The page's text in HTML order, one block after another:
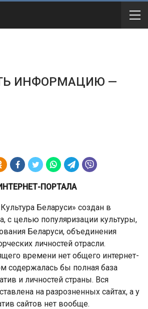
ИНФОРМАЦИЮ —
ПОРТАЛА
Беларуси» создан в
с целью популяризации культуры,
Беларуси, объединения
личностей отрасли.
времени нет общего интернет-
содержалась бы полная база
и личностей страны. Вся
на разрозненных сайтах, а у
сайтов нет вообще.